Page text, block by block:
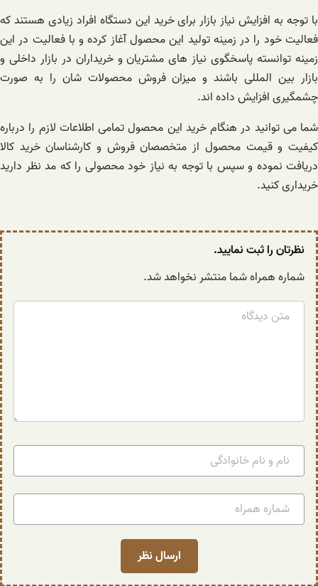
با توجه به افزایش نیاز بازار برای خرید این دستگاه افراد زیادی هستند که
فعالیت خود را در زمینه تولید این محصول آغاز کرده و با فعالیت در این
زمینه توانسته پاسخگوی نیاز های مشتریان و خریداران در بازار داخلی و
بازار بین المللی باشند و میزان فروش محصولات شان را به صورت
چشمگیری افزایش داده اند.
شما می توانید در هنگام خرید این محصول تمامی اطلاعات لازم را درباره
کیفیت و قیمت محصول از متخصصان فروش و کارشناسان خرید کالا
دریافت نموده و سپس با توجه به نیاز خود محصولی را که مد نظر دارید
خریداری کنید.
نظرتان را ثبت نمایید.
شماره همراه شما منتشر نخواهد شد.